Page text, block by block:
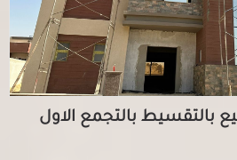
200م للبيع بالتقسيط بالتجمع الاول